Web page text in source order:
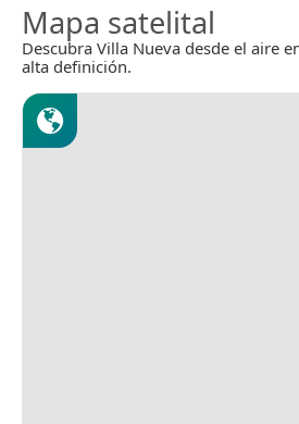
Mapa satelital
Descubra Villa Nueva desde el aire
alta definición.